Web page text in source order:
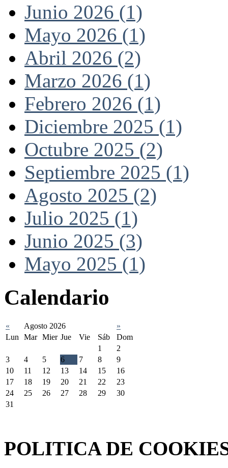
Junio 2026 (1)
Mayo 2026 (1)
Abril 2026 (2)
Marzo 2026 (1)
Febrero 2026 (1)
Diciembre 2025 (1)
Octubre 2025 (2)
Septiembre 2025 (1)
Agosto 2025 (2)
Julio 2025 (1)
Junio 2025 (3)
Mayo 2025 (1)
Calendario
« Agosto 2026
»
Lun
Mar Mier Jue Vie Sáb
Dom
1
2
3
4 5 6 7 8
9
10
11 12 13 14 15
16
17
18 19 20 21 22
23
24
25 26 27 28 29
30
31
POLITICA DE